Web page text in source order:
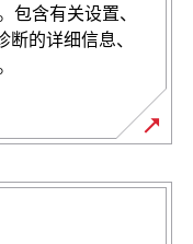
含有关设置、
的详细信息、